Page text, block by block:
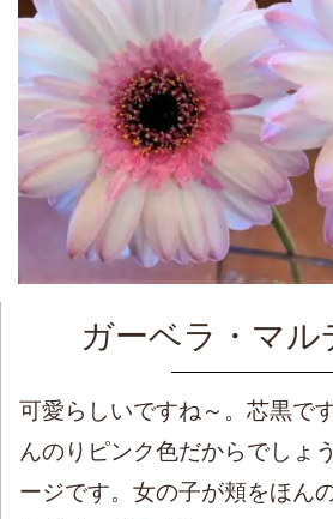
ガーベラ・マル
可愛らしいですね～。芯黒で
んのりピンク色だからでしょ
ージです。女の子が頬をほん